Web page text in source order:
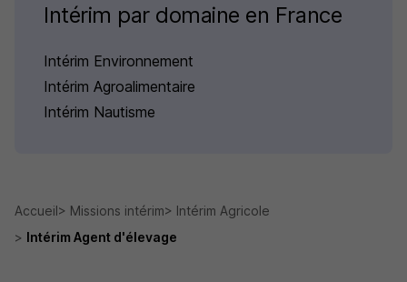
Intérim par domaine en France
Intérim Environnement
Intérim Agroalimentaire
Intérim Nautisme
Accueil Missions intérim
Intérim Agricole
Intérim Agent d'élevage